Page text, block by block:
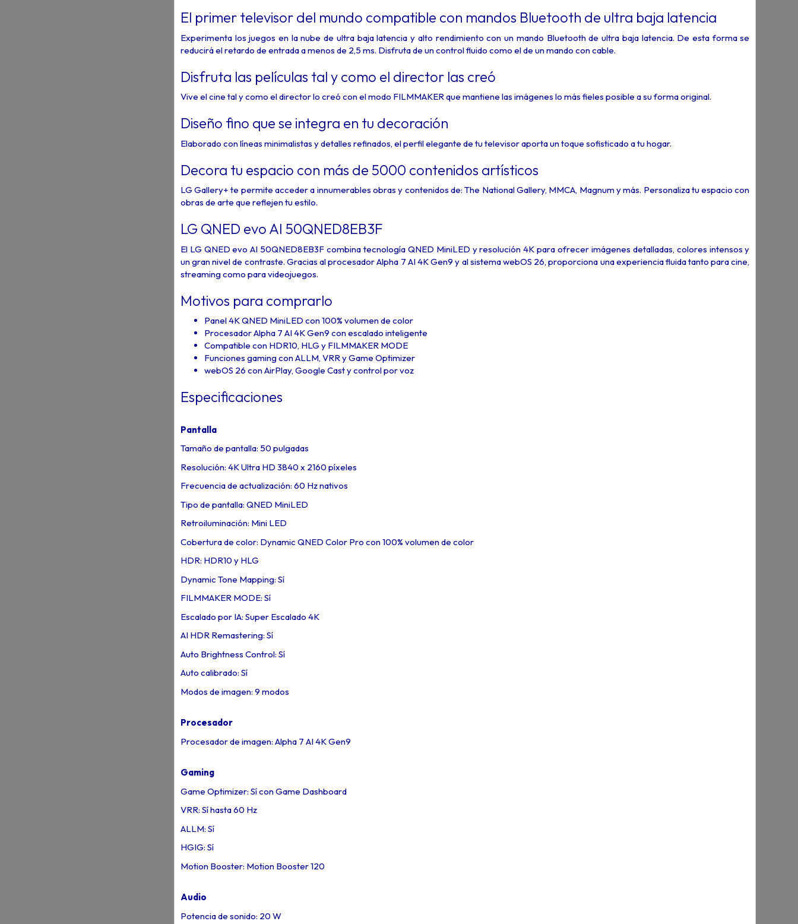
El primer televisor del mundo compatible con mandos Bluetooth de ultra baja latencia
Experimenta los juegos en la nube de ultra baja latencia y alto rendimiento con un mando Bluetooth de ultra baja latencia. De esta forma se
reducirá el retardo de entrada a menos de 2,5 ms. Disfruta de un control fluido como el de un mando con cable.
Disfruta las películas tal y como el director las creó
Vive el cine tal y como el director lo creó con el modo FILMMAKER que mantiene las imágenes lo más fieles posible a su forma original.
Diseño fino que se integra en tu decoración
Elaborado con líneas minimalistas y detalles refinados, el perfil elegante de tu televisor aporta un toque sofisticado a tu hogar.
Decora tu espacio con más de 5000 contenidos artísticos
LG Gallery+ te permite acceder a innumerables obras y contenidos de: The National Gallery, MMCA, Magnum y más. Personaliza tu espacio con
obras de arte que reflejen tu estilo.
LG QNED evo AI 50QNED8EB3F
El LG QNED evo AI 50QNED8EB3F combina tecnología QNED MiniLED y resolución 4K para ofrecer imágenes detalladas, colores intensos y
un gran nivel de contraste. Gracias al procesador Alpha 7 AI 4K Gen9 y al sistema webOS 26, proporciona una experiencia fluida tanto para cine,
streaming como para videojuegos.
Motivos para comprarlo
Panel 4K QNED MiniLED con 100% volumen de color
Procesador Alpha 7 AI 4K Gen9 con escalado inteligente
Compatible con HDR10, HLG y FILMMAKER MODE
Funciones gaming con ALLM, VRR y Game Optimizer
webOS 26 con AirPlay, Google Cast y control por voz
Especificaciones
Pantalla
Tamaño de pantalla: 50 pulgadas
Resolución: 4K Ultra HD 3840 x 2160 píxeles
Frecuencia de actualización: 60 Hz nativos
Tipo de pantalla: QNED MiniLED
Retroiluminación: Mini LED
Cobertura de color: Dynamic QNED Color Pro con 100% volumen de color
HDR: HDR10 y HLG
Dynamic Tone Mapping: Sí
FILMMAKER MODE: Sí
Escalado por IA: Super Escalado 4K
AI HDR Remastering: Sí
Auto Brightness Control: Sí
Auto calibrado: Sí
Modos de imagen: 9 modos
Procesador
Procesador de imagen: Alpha 7 AI 4K Gen9
Gaming
Game Optimizer: Sí con Game Dashboard
VRR: Sí hasta 60 Hz
ALLM: Sí
HGIG: Sí
Motion Booster: Motion Booster 120
Audio
Potencia de sonido: 20 W